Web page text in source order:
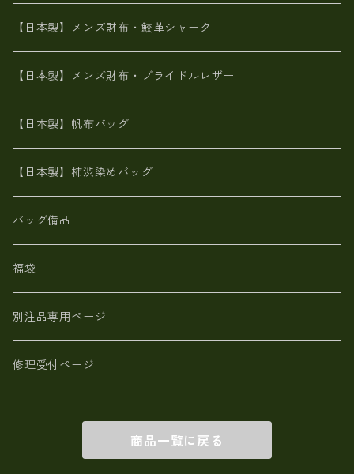
革友禅染め
ポーテッド
メタリック
ブライドルレザー【日本製】メンズ 財布
MAISON de HIROAN 【日本製】メンズ 財布
栃木レザー 【日本製】メンズ 財布
革小物・財布【日本製】メンズ レディース
【日本製】メンズ 財布 アザラシ革(シールスキン)
【日本製】メンズ財布・鮫革シャーク
【日本製】メンズ財布・ブライドルレザー
【日本製】帆布バッグ
【日本製】柿渋染めバッグ
バッグ備品
福袋
別注品専用ページ
修理受付ページ
商品一覧に戻る